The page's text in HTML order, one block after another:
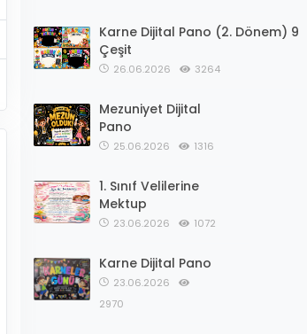
Karne Dijital Pano (2. Dönem) 9
Çeşit
26.06.2026 3264
Mezuniyet Dijital
Pano
25.06.2026 1316
1. Sınıf Velilerine
Mektup
23.06.2026 1072
Karne Dijital Pano
23.06.2026
2970